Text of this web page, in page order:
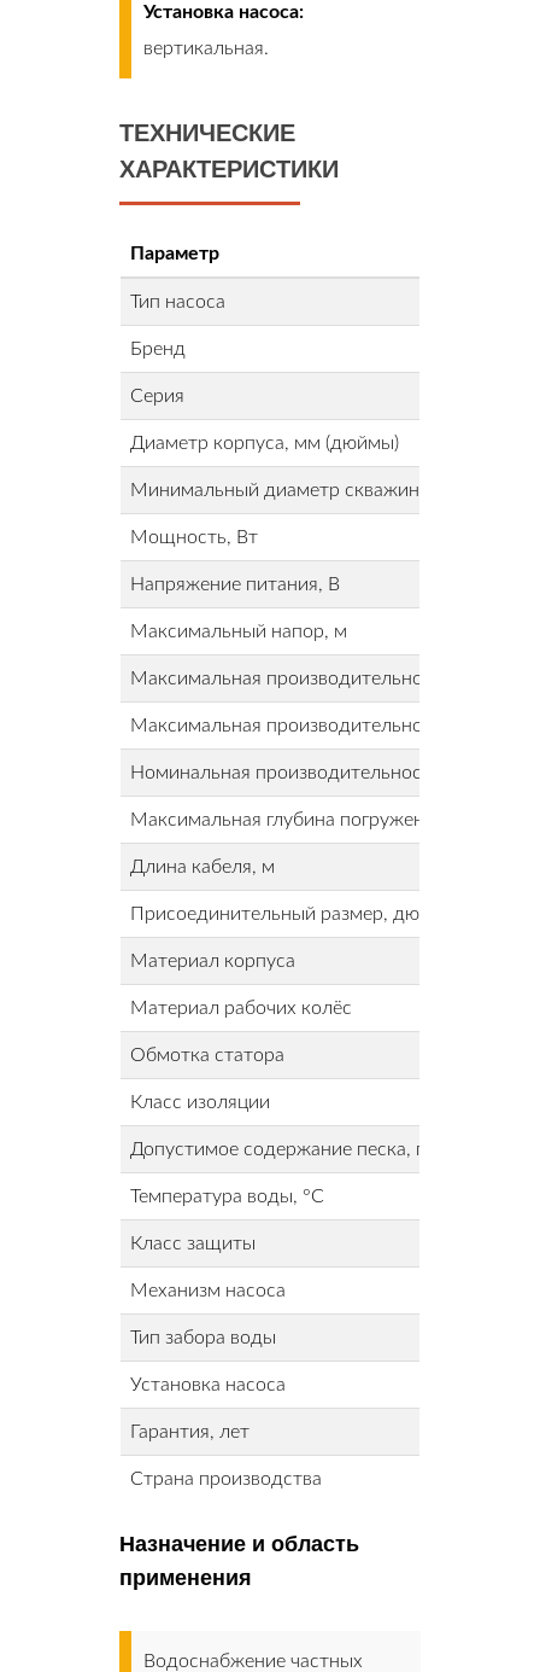
Установка насоса:
вертикальная.
ТЕХНИЧЕСКИЕ
ХАРАКТЕРИСТИКИ
Параметр
Тип насоса
Бренд
Серия
Диаметр корпуса, мм (дюймы)
Минимальный диаметр скважины, мм
Мощность, Вт
Напряжение питания, В
Максимальный напор, м
Максимальная производительность, м³/ч
Максимальная производительность, л/мин
Номинальная производительность, м³/ч
Максимальная глубина погружения, м
Длина кабеля, м
Присоединительный размер, дюйм
Материал корпуса
Материал рабочих колёс
Обмотка статора
Класс изоляции
Допустимое содержание песка, г/м³
Температура воды, °С
Класс защиты
Механизм насоса
Тип забора воды
Установка насоса
Гарантия, лет
Страна производства
Назначение и область
применения
Водоснабжение частных